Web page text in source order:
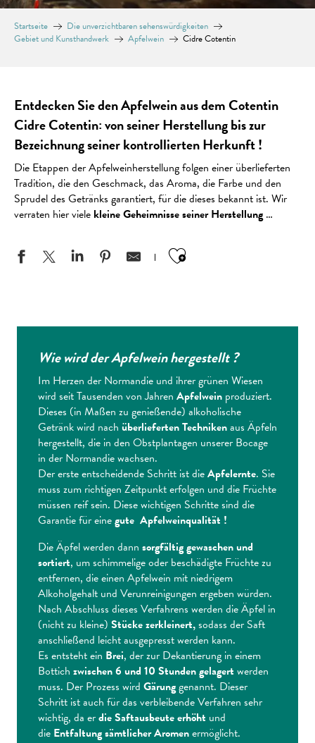
Startseite
Die unverzichtbaren sehenswürdigkeiten
Gebiet und Kunsthandwerk
Apfelwein Cidre Cotentin
Entdecken Sie den Apfelwein aus dem Cotentin
Cidre Cotentin: von seiner Herstellung bis zur
Bezeichnung seiner kontrollierten Herkunft !
Die Etappen der Apfelweinherstellung folgen einer überlieferten
Tradition, die den Geschmack, das Aroma, die Farbe und den
Sprudel des Getränks garantiert, für die dieses bekannt ist. Wir
verraten hier viele kleine Geheimnisse seiner Herstellung…
Ajouter aux
Wie wird der Apfelwein hergestellt ?
Im Herzen der Normandie und ihrer grünen Wiesen
wird seit Tausenden von Jahren Apfelwein produziert.
Dieses (in Maßen zu genießende) alkoholische
Getränk wird nach überlieferten Technikenaus Äpfeln
hergestellt, die in den Obstplantagen unserer Bocage
in der Normandie wachsen.
Der erste entscheidende Schritt ist dieApfelernte. Sie
muss zum richtigen Zeitpunkt erfolgen und die Früchte
müssen reif sein. Diese wichtigen Schritte sind die
Garantie für einegute Apfelweinqualität !
Die Äpfel werden dann sorgfältig gewaschen und
sortiert, um schimmelige oder beschädigte Früchte zu
entfernen, die einen Apfelwein mit niedrigem
Alkoholgehalt und Verunreinigungen ergeben würden.
Nach Abschluss dieses Verfahrens werden die Äpfel in
(nicht zu kleine) Stücke zerkleinert,sodass der Saft
anschließend leicht ausgepresst werden kann.
Es entsteht ein Brei, der zur Dekantierung in einem
Bottich zwischen 6 und 10 Stunden gelagert werden
muss. Der Prozess wird Gärunggenannt. Dieser
Schritt ist auch für das verbleibende Verfahren sehr
wichtig, da erdie Saftausbeute erhöht und
die Entfaltung sämtlicher Aromenermöglicht.